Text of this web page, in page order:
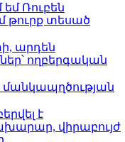
Ռուբեն
թուրք տեսած
արդեն
ողբերգական
մանկապղծության
է
վիրաբույժ